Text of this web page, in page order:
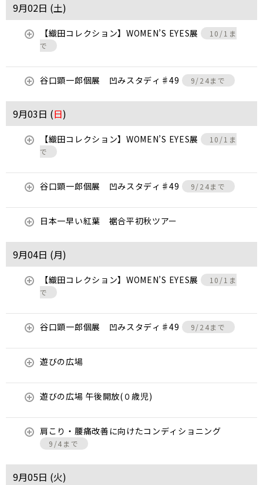
9月02日 (土)
【織田コレクション】WOMEN’S EYES展
10/1ま
で
谷口顕一郎個展 凹みスタディ♯49 9/24まで
9月03日 (日)
【織田コレクション】WOMEN’S EYES展
10/1ま
で
谷口顕一郎個展 凹みスタディ♯49 9/24まで
日本一早い紅葉 裾合平初秋ツアー
9月04日 (月)
【織田コレクション】WOMEN’S EYES展
10/1ま
で
谷口顕一郎個展 凹みスタディ♯49 9/24まで
遊びの広場
遊びの広場 午後開放(０歳児)
肩こり・腰痛改善に向けたコンディショニング
9/4まで
9月05日 (火)